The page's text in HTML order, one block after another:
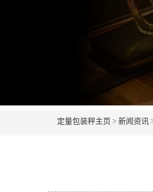
定量包装秤主页 > 新闻资讯